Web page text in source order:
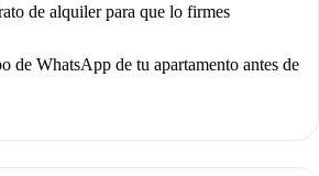
de alquiler para que lo firmes
de WhatsApp de tu apartamento antes de